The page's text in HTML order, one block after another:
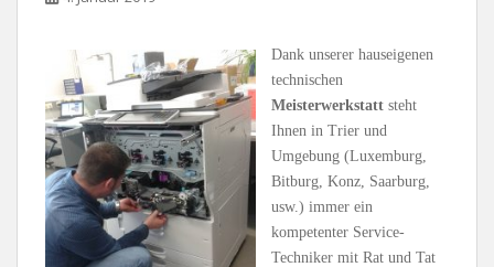
Dank unserer hauseigenen
technischen
Meisterwerkstatt steht
Ihnen in Trier und
Umgebung (Luxemburg,
Bitburg, Konz, Saarburg,
usw.) immer ein
kompetenter Service-
Techniker mit Rat und Tat